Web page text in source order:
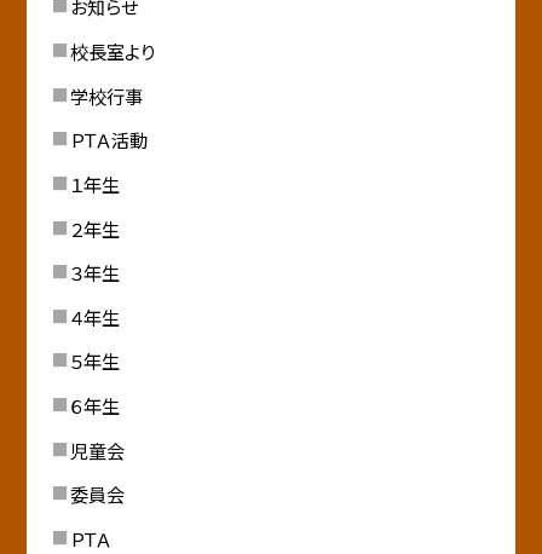
お知らせ
校長室より
学校行事
ＰＴＡ活動
１年生
２年生
３年生
４年生
５年生
６年生
児童会
委員会
ＰＴＡ